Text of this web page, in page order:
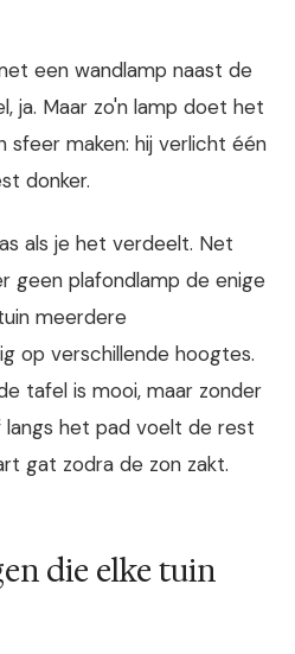
een wandlamp naast de
ja. Maar zo'n lamp doet het
maken: hij verlicht één
donker.
als je het verdeelt. Net
geen plafondlamp de enige
meerdere
op verschillende hoogtes.
tafel is mooi, maar zonder
het pad voelt de rest
gat zodra de zon zakt.
die elke tuin